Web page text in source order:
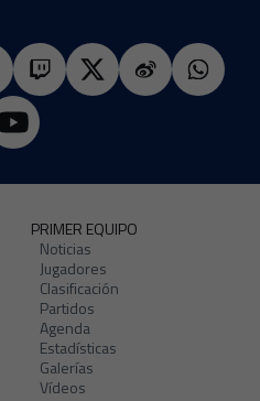
PRIMER EQUIPO
Noticias
Jugadores
Clasificación
Partidos
Agenda
Estadísticas
Galerías
Vídeos